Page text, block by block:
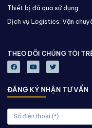
Thiết bị đã qua sử dụng
Dịch vụ Logistics: Vận
THEO DÕI CHÚNG TÔI
ĐĂNG KÝ NHẬN TƯ VẤN